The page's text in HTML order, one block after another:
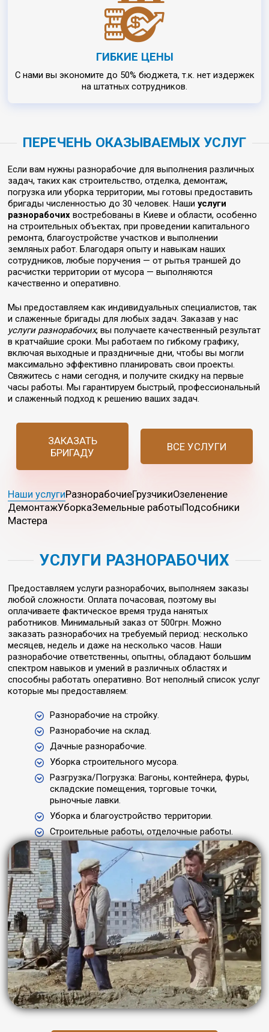
ГИБКИЕ ЦЕНЫ
С нами вы экономите до 50% бюджета, т.к. нет издержек
на штатных сотрудников.
ПЕРЕЧЕНЬ ОКАЗЫВАЕМЫХ УСЛУГ
Если вам нужны разнорабочие для выполнения различных
задач, таких как строительство, отделка, демонтаж,
погрузка или уборка территории, мы готовы предоставить
бригады численностью до 30 человек. Нашиуслуги
разнорабочих востребованы в Киеве и области, особенно
на строительных объектах, при проведении капитального
ремонта, благоустройстве участков и выполнении
земляных работ. Благодаря опыту и навыкам наших
сотрудников, любые поручения — от рытья траншей до
расчистки территории от мусора — выполняются
качественно и оперативно.
Мы предоставляем как индивидуальных специалистов, так
и слаженные бригады для любых задач. Заказав у нас
услуги разнорабочих, вы получаете качественный результат
в кратчайшие сроки. Мы работаем по гибкому графику,
включая выходные и праздничные дни, чтобы вы могли
максимально эффективно планировать свои проекты.
Свяжитесь с нами сегодня, и получите скидку на первые
часы работы. Мы гарантируем быстрый, профессиональный
и слаженный подход к решению ваших задач.
ЗАКАЗАТЬ
БРИГАДУ
ВСЕ УСЛУГИ
Наши услугиРазнорабочиеГрузчикиОзеленение
ДемонтажУборкаЗемельные работыПодсобники
Мастера
УСЛУГИ РАЗНОРАБОЧИХ
Предоставляем услуги разнорабочих, выполняем заказы
любой сложности. Оплата почасовая, поэтому вы
оплачиваете фактическое время труда нанятых
работников. Минимальный заказ от 500грн. Можно
заказать разнорабочих на требуемый период: несколько
месяцев, недель и даже на несколько часов. Наши
разнорабочие ответственны, опытны, обладают большим
спектром навыков и умений в различных областях и
способны работать оперативно. Вот неполный список услуг
которые мы предоставляем:
Разнорабочие на стройку.
Разнорабочие на склад.
Дачные разнорабочие.
Уборка строительного мусора.
Разгрузка/Погрузка: Вагоны, контейнера, фуры,
складские помещения, торговые точки,
рыночные лавки.
Уборка и благоустройство территории.
Строительные работы, отделочные работы.